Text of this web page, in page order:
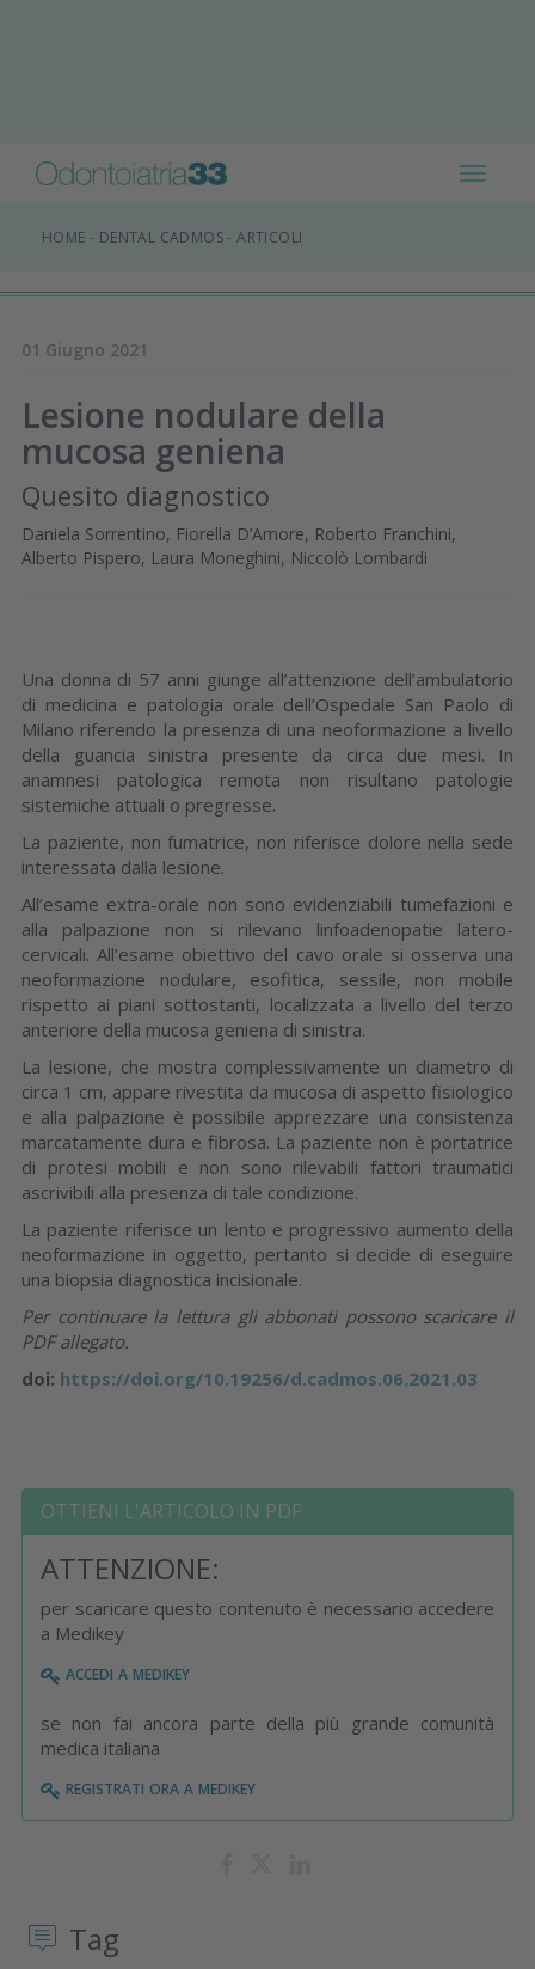
Toggle
HOME - DENTAL CADMOS-ARTICOLI
01 Giugno 2021
Lesione nodulare della
mucosa geniena
Quesito diagnostico
Daniela Sorrentino, Fiorella D’Amore, Roberto Franchini,
Alberto Pispero, Laura Moneghini, Niccolò Lombardi
Una donna di 57 anni giunge all’attenzione dell’ambulatorio
di medicina e patologia orale dell’Ospedale San Paolo di
Milano riferendo la presenza di una neoformazione a livello
della guancia sinistra presente da circa due mesi. In
anamnesi patologica remota non risultano patologie
sistemiche attuali o pregresse.
La paziente, non fumatrice, non riferisce dolore nella sede
interessata dalla lesione.
All’esame extra-orale non sono evidenziabili tumefazioni e
alla palpazione non si rilevano linfoadenopatie latero-
cervicali. All’esame obiettivo del cavo orale si osserva una
neoformazione nodulare, esofitica, sessile, non mobile
rispetto ai piani sottostanti, localizzata a livello del terzo
anteriore della mucosa geniena di sinistra.
La lesione, che mostra complessivamente un diametro di
circa 1 cm, appare rivestita da mucosa di aspetto fisiologico
e alla palpazione è possibile apprezzare una consistenza
marcatamente dura e fibrosa. La paziente non è portatrice
di protesi mobili e non sono rilevabili fattori traumatici
ascrivibili alla presenza di tale condizione.
La paziente riferisce un lento e progressivo aumento della
neoformazione in oggetto, pertanto si decide di eseguire
una biopsia diagnostica incisionale.
Per continuare la lettura gli abbonati possono scaricare il
PDF allegato.
doi: https://doi.org/10.19256/d.cadmos.06.2021.03
OTTIENI L'ARTICOLO IN PDF
ATTENZIONE:
per scaricare questo contenuto è necessario accedere
a Medikey
accedi a medikey
se non fai ancora parte della più grande comunità
medica italiana
registrati ora a medikey
Tag